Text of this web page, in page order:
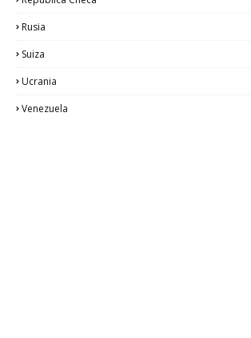
Rusia
Suiza
Ucrania
Venezuela